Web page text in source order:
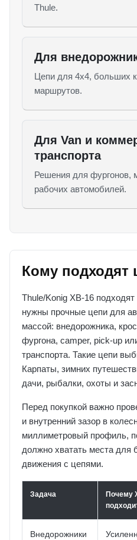
Thule.
Для
Цепи для 4x4, больших
маршрутов.
Для Van и
транспорта
Решения для фургонов,
рабочих автомобилей.
Кому подходят
Thule/Konig XB-16
нужны прочные цепи для
массой: внедорожника,
фургона, camper, pick-up
транспорта. Такие цепи
Карпаты, зимних
дачи, рыбалки, охоты и
Перед покупкой важно
и внутренний зазор в
миллиметровый профиль,
должно хватать места для
движения с цепями.
Задача
Почему
Внедорожники